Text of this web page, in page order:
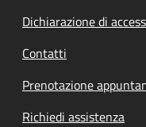
Dichiarazione di
Contatti
Prenotazione
Richiedi assistenza